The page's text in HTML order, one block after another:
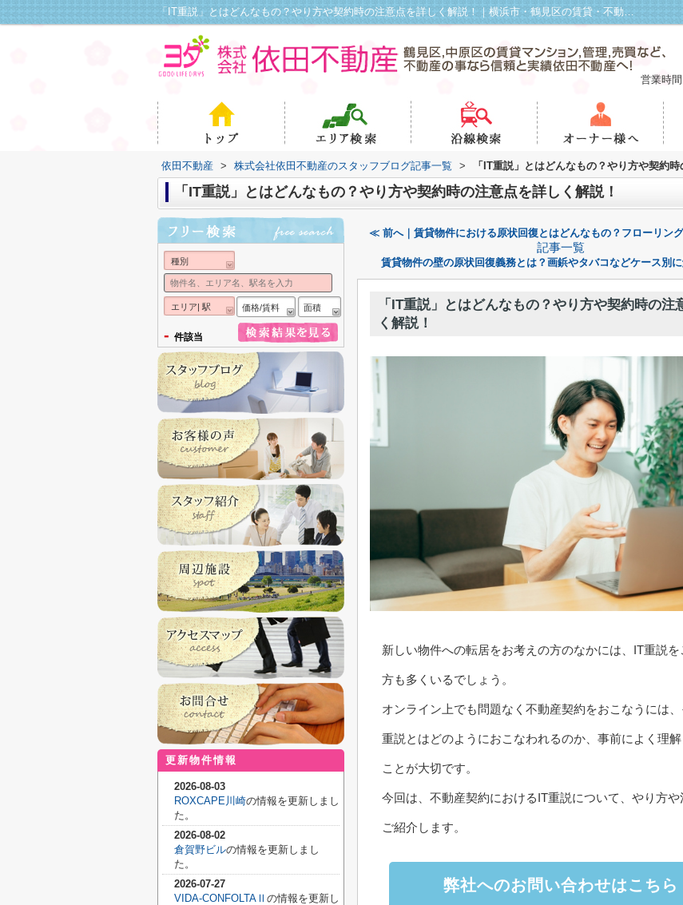
「IT重説」とはどんなもの？やり方や契約時の注意点を詳しく解説！｜横浜市・鶴見区の賃貸・不動産管理は依田不動産
営業時
依田不動産 > 株式会社依田不動産のスタッフブログ記事一覧 > 「IT重説」とはどんなもの？やり方や契約
「IT重説」とはどんなもの？やり方や契約時の注意点を詳しく解説！
≪ 前へ｜賃貸物件における原状回復とはどんなもの？フローリング
記事一覧
賃貸物件の壁の原状回復義務とは？画鋲やタバコなどケース別
「IT重説」とはどんなもの？やり方や契約時の注
く解説！
新しい物件への転居をお考えの方のなかには、IT重説
方も多くいるでしょう。
オンライン上でも問題なく不動産契約をおこなうには
重説とはどのようにおこなわれるのか、事前によく理解
ことが大切です。
今回は、不動産契約におけるIT重説について、やり方
ご紹介します。
弊社へのお問い合わせはこちら
種別
エリア| 駅 価格/賃料 面積
- 件該当
更新物件情報
2026-08-03
ROXCAPE川崎の情報を更新しまし
た。
2026-08-02
倉賀野ビルの情報を更新しまし
た。
2026-07-27
VIDA-CONFOLTAⅡ の情報を更新し